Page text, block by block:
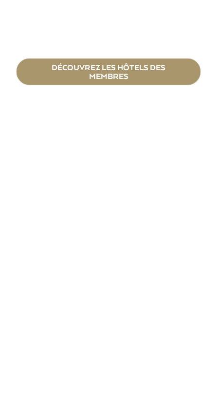
DÉCOUVREZ LES HÔTELS DES
MEMBRES